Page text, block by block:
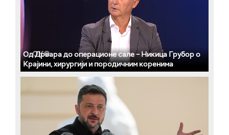
Од Дрвара до операционе сале – Никица Грубор о
Крајини, хирургији и породичним коренима